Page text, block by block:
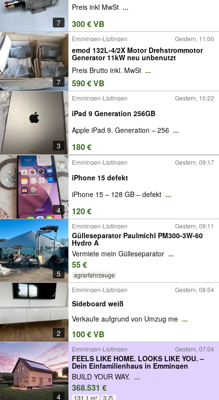
7
Preis inkl MwSt ...
300 € VB
7
Emmingen-Liptingen Gestern, 11:00
emod 132L-4/2X Motor Drehstrommotor
Generator 11kW neu unbenutzt
Preis Brutto inkl. MwSt ...
590 € VB
3
Emmingen-Liptingen Gestern, 10:22
iPad 9 Generation 256GB
Apple iPad 9. Generation – 256 ...
180 €
4
Emmingen-Liptingen Gestern, 09:17
iPhone 15 defekt
iPhone 15 – 128 GB – defekt ...
120 €
5
Emmingen-Liptingen Gestern, 09:11
Gülleseparator Paulmichl PM300-3W-60
Hydro A
Vermiete mein Gülleseparator ...
55 €
agrarfahrzeuge
2
Emmingen-Liptingen Gestern, 08:54
Sideboard weiß
Verkaufe aufgrund von Umzug me ...
100 € VB
4
Emmingen-Liptingen Gestern, 07:04
FEELS LIKE HOME. LOOKS LIKE YOU. –
Dein Einfamilienhaus in Emmingen
BUILD YOUR WAY. ...
368.531 €
131,1 m² 3 Zi.